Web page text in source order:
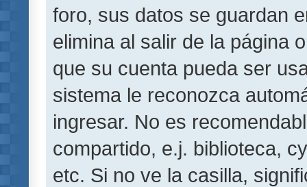
foro, sus datos se guardan
elimina al salir de la página
que su cuenta pueda ser
sistema le reconozca
ingresar. No es
compartido, e.j. biblioteca,
etc. Si no ve la casilla,